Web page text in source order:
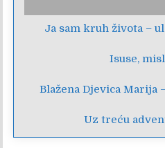
Ja sam kruh života –
Isuse,
Blažena Djevica Marija
Uz treću